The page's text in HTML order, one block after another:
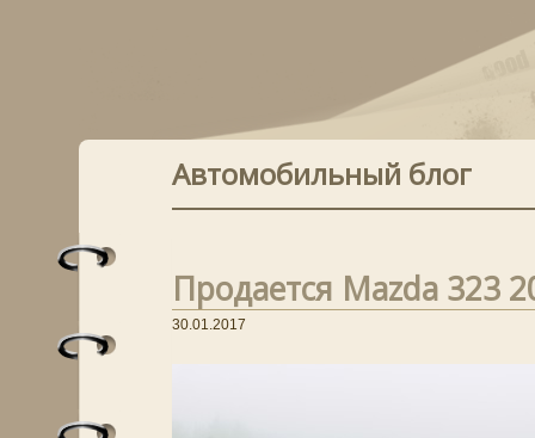
Автомобильный блог
Продается Mazda 323
30.01.2017